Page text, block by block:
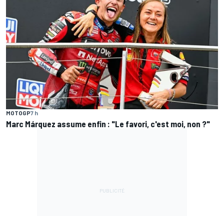
MOTOGP7 h
Marc Márquez assume enfin : "Le favori, c'est moi, non ?"